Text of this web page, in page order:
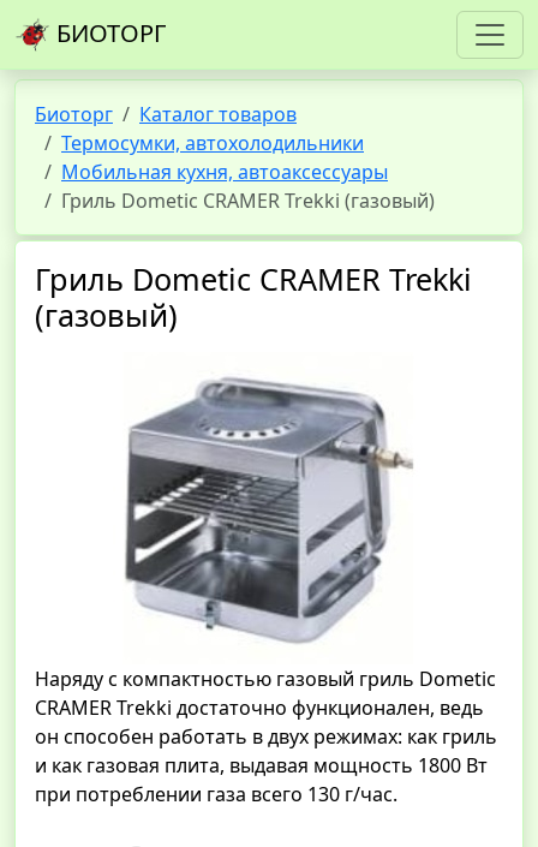
БИОТОРГ
Биоторг
Каталог товаров
Термосумки, автохолодильники
Мобильная кухня, автоаксессуары
Гриль Dometic CRAMER Trekki (газовый)
Гриль Dometic CRAMER Trekki
(газовый)
Наряду с компактностью газовый гриль Dometic
CRAMER Trekki достаточно функционален, ведь
он способен работать в двух режимах: как гриль
и как газовая плита, выдавая мощность 1800 Вт
при потреблении газа всего 130 г/час.